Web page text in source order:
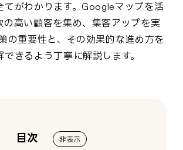
てがわかります。Googleマップを活
の高い顧客を集め、集客アップを実
の重要性と、その効果的な進め方を
きるよう丁寧に解説します。
目次 非表示